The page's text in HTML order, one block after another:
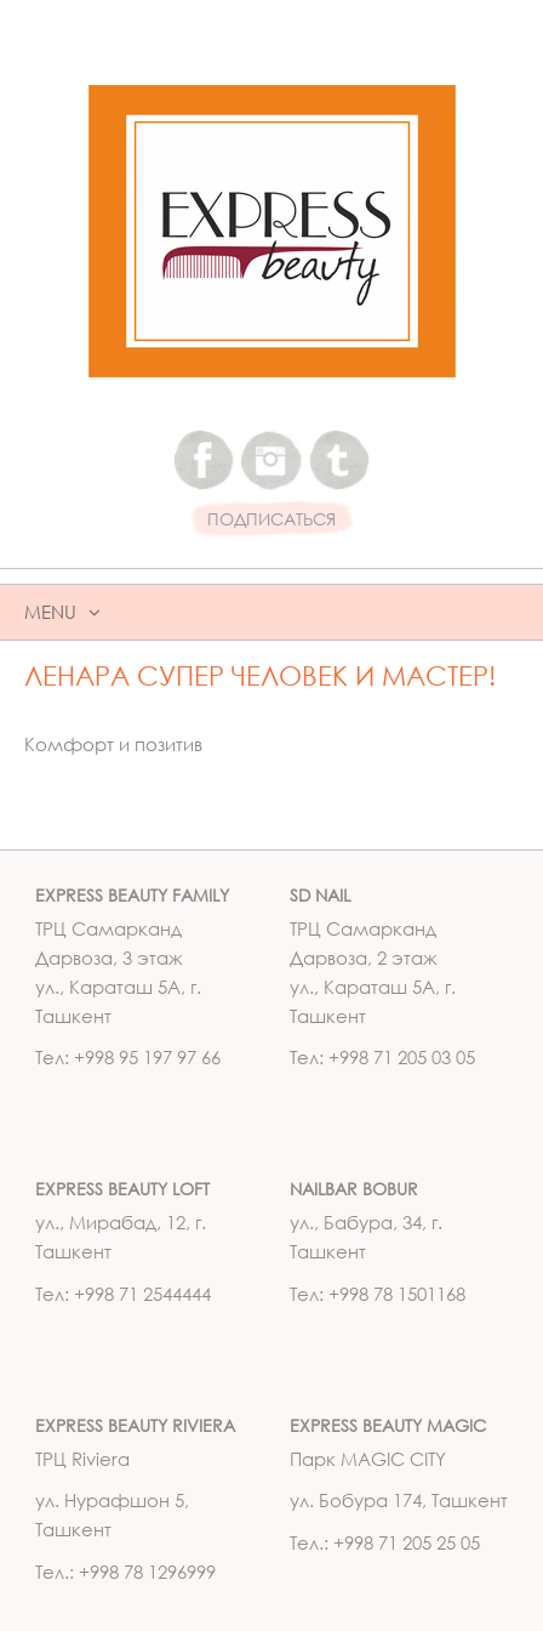
ПОДПИСАТЬСЯ
MENU
SKIP
TO
ЛЕНАРА СУПЕР ЧЕЛОВЕК И МАСТЕР!
Комфорт и позитив
EXPRESS BEAUTY FAMILY
ТРЦ Самарканд
Дарвоза, 3 этаж
ул., Караташ 5А, г.
Ташкент
Тел: +998 95 197 97 66
SD NAIL
ТРЦ Самарканд
Дарвоза, 2 этаж
ул., Караташ 5А, г.
Ташкент
Тел: +998 71 205 03 05
EXPRESS BEAUTY LOFT
ул., Мирабад, 12, г.
Ташкент
Тел: +998 71 2544444
NAILBAR BOBUR
ул., Бабура, 34, г.
Ташкент
Тел: +998 78 1501168
EXPRESS BEAUTY RIVIERA
ТРЦ Riviera
ул. Нурафшон 5,
Ташкент
Тел.: +998 78 1296999
EXPRESS BEAUTY MAGIC
Парк MAGIC CITY
ул. Бобура 174, Ташкент
Тел.: +998 71 205 25 05